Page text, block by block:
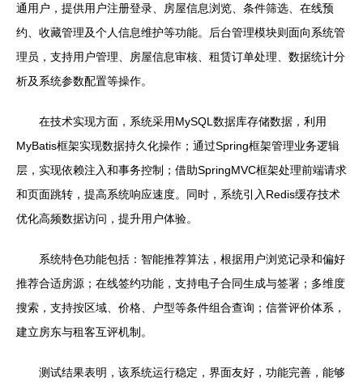
通用户，提供用户注册登录、房屋信息浏览、条件筛选、在线预
约、收藏管理及个人信息维护等功能。后台管理模块则面向系统管
理员，支持用户管理、房屋信息审核、租赁订单处理、数据统计分
析及系统参数配置等操作。
在技术实现方面，系统采用MySQL数据库存储数据，利用
MyBatis框架实现数据持久化操作；通过Spring框架管理业务逻辑
层，实现依赖注入和事务控制；借助SpringMVC框架处理前端请求
和页面跳转，提高系统响应速度。同时，系统引入Redis缓存技术
优化高频数据访问，提升用户体验。
系统特色功能包括：智能推荐算法，根据用户浏览记录和偏好
推荐合适房源；在线签约功能，支持电子合同生成与签署；多维度
搜索，支持按区域、价格、户型等条件组合查询；信誉评价体系，
建立房东与租客互评机制。
测试结果表明，该系统运行稳定，界面友好，功能完善，能够